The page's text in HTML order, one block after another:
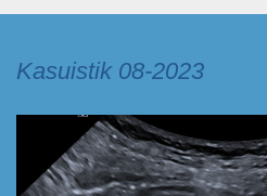
Kasuistik 08-2023